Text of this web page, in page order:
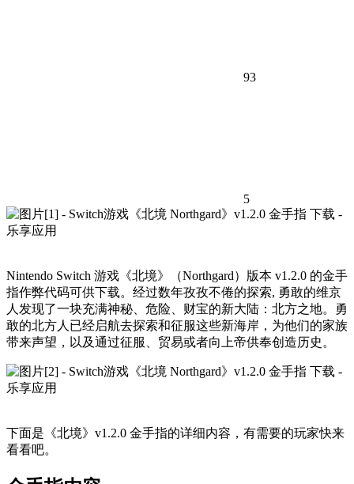
93
5
Nintendo Switch 游戏《北境》（Northgard）版本 v1.2.0 的金手
指作弊代码可供下载。经过数年孜孜不倦的探索, 勇敢的维京
人发现了一块充满神秘、危险、财宝的新大陆：北方之地。勇
敢的北方人已经启航去探索和征服这些新海岸，为他们的家族
带来声望，以及通过征服、贸易或者向上帝供奉创造历史。
下面是《北境》v1.2.0 金手指的详细内容，有需要的玩家快来
看看吧。